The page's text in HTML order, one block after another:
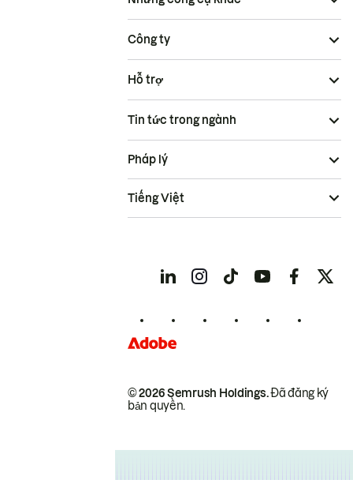
Công ty
Hỗ trợ
Tin tức trong ngành
© 2026 Semrush Holdings.Đã đăng ký
bản quyền.
Pháp lý
Tiếng Việt